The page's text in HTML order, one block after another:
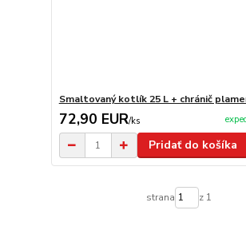
Smaltovaný kotlík 25 L + chránič
72,90 EUR/ks
Pridať do košíka
strana z 1